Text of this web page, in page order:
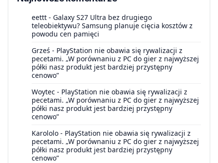
eettt - Galaxy S27 Ultra bez drugiego
teleobiektywu? Samsung planuje cięcia kosztów z
powodu cen pamięci
Grześ - PlayStation nie obawia się rywalizacji z
pecetami. „W porównaniu z PC do gier z najwyższej
półki nasz produkt jest bardziej przystępny
cenowo”
Woytec - PlayStation nie obawia się rywalizacji z
pecetami. „W porównaniu z PC do gier z najwyższej
półki nasz produkt jest bardziej przystępny
cenowo”
Karololo - PlayStation nie obawia się rywalizacji z
pecetami. „W porównaniu z PC do gier z najwyższej
półki nasz produkt jest bardziej przystępny
cenowo”